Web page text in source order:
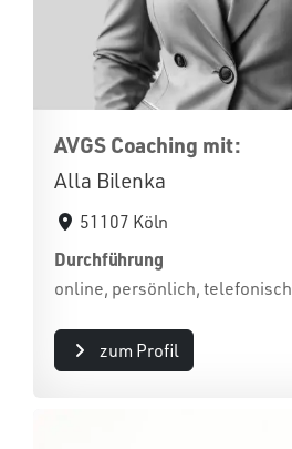
AVGS Coaching mit:
Alla Bilenka
51107 Köln
Durchführung
online, persönlich, telefonisch
zum Profil